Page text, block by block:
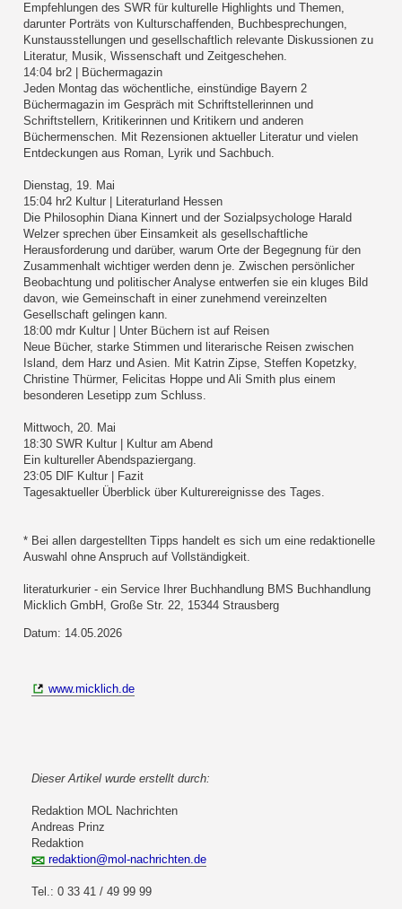
Empfehlungen des SWR für kulturelle Highlights und Themen,
darunter Porträts von Kulturschaffenden, Buchbesprechungen,
Kunstausstellungen und gesellschaftlich relevante Diskussionen zu
Literatur, Musik, Wissenschaft und Zeitgeschehen.
14:04 br2 | Büchermagazin
Jeden Montag das wöchentliche, einstündige Bayern 2
Büchermagazin im Gespräch mit Schriftstellerinnen und
Schriftstellern, Kritikerinnen und Kritikern und anderen
Büchermenschen. Mit Rezensionen aktueller Literatur und vielen
Entdeckungen aus Roman, Lyrik und Sachbuch.
Dienstag, 19. Mai
15:04 hr2 Kultur | Literaturland Hessen
Die Philosophin Diana Kinnert und der Sozialpsychologe Harald
Welzer sprechen über Einsamkeit als gesellschaftliche
Herausforderung und darüber, warum Orte der Begegnung für den
Zusammenhalt wichtiger werden denn je. Zwischen persönlicher
Beobachtung und politischer Analyse entwerfen sie ein kluges Bild
davon, wie Gemeinschaft in einer zunehmend vereinzelten
Gesellschaft gelingen kann.
18:00 mdr Kultur | Unter Büchern ist auf Reisen
Neue Bücher, starke Stimmen und literarische Reisen zwischen
Island, dem Harz und Asien. Mit Katrin Zipse, Steffen Kopetzky,
Christine Thürmer, Felicitas Hoppe und Ali Smith plus einem
besonderen Lesetipp zum Schluss.
Mittwoch, 20. Mai
18:30 SWR Kultur | Kultur am Abend
Ein kultureller Abendspaziergang.
23:05 DlF Kultur | Fazit
Tagesaktueller Überblick über Kulturereignisse des Tages.
* Bei allen dargestellten Tipps handelt es sich um eine redaktionelle
Auswahl ohne Anspruch auf Vollständigkeit.
literaturkurier - ein Service Ihrer Buchhandlung BMS Buchhandlung
Micklich GmbH, Große Str. 22, 15344 Strausberg
Datum: 14.05.2026
www.micklich.de
Dieser Artikel wurde erstellt durch:
Redaktion MOL Nachrichten
Andreas Prinz
Redaktion
redaktion@mol-nachrichten.de
Tel.: 0 33 41 / 49 99 99